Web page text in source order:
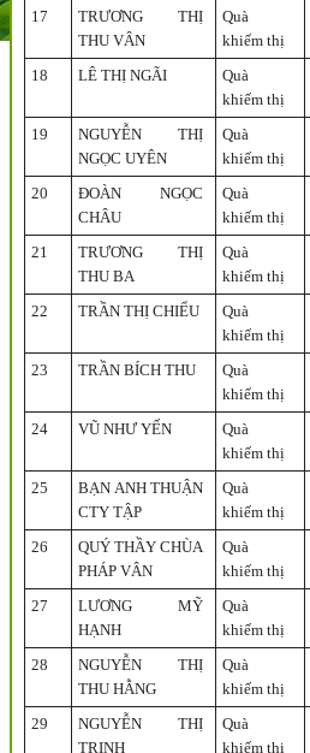
17
TRƯƠNG THỊ
THU VÂN
Quà
khiếm thị
18 LÊ THỊ NGÃI
Quà
khiếm thị
19
NGUYỄN THỊ
NGỌC UYÊN
Quà
khiếm thị
20
ĐOÀN NGỌC
CHÂU
Quà
khiếm thị
21
TRƯƠNG THỊ
THU BA
Quà
khiếm thị
22 TRẦN THỊ CHIỂU
Quà
khiếm thị
23 TRẦN BÍCH THU
Quà
khiếm thị
24 VŨ NHƯ YẾN
Quà
khiếm thị
25
BẠN ANH THUẬN
CTY TẬP
Quà
khiếm thị
26
QUÝ THẦY CHÙA
PHÁP VÂN
Quà
khiếm thị
27
LƯƠNG MỸ
HẠNH
Quà
khiếm thị
28
NGUYỄN THỊ
THU HẰNG
Quà
khiếm thị
29
NGUYỄN THỊ
TRINH
Quà
khiếm thị